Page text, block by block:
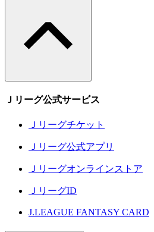
Ｊリーグ公式サービス
Ｊリーグチケット
Ｊリーグ公式アプリ
Ｊリーグオンラインストア
ＪリーグID
J.LEAGUE FANTASY CARD